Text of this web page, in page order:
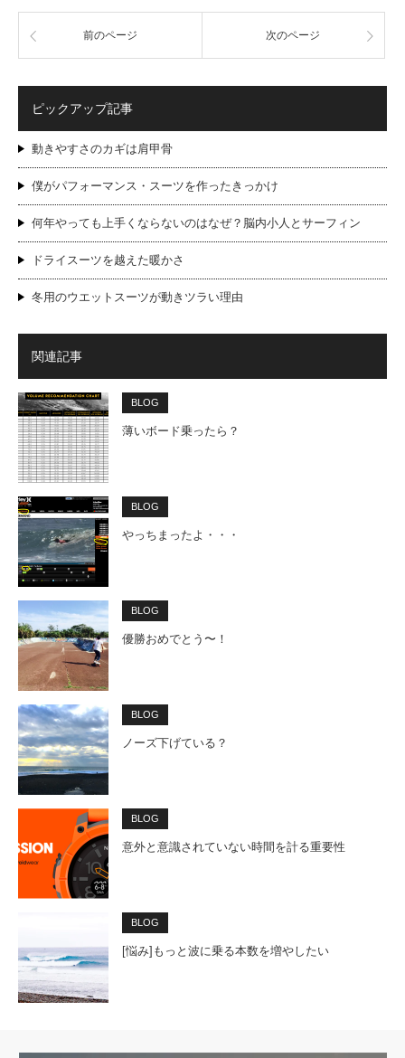
前のページ 次のページ
ピックアップ記事
動きやすさのカギは肩甲骨
僕がパフォーマンス・スーツを作ったきっかけ
何年やっても上手くならないのはなぜ？脳内小人とサーフィン
ドライスーツを越えた暖かさ
冬用のウエットスーツが動きツラい理由
関連記事
BLOG
薄いボード乗ったら？
BLOG
やっちまったよ・・・
BLOG
優勝おめでとう〜！
BLOG
ノーズ下げている？
BLOG
意外と意識されていない時間を計る重要性
BLOG
[悩み]もっと波に乗る本数を増やしたい